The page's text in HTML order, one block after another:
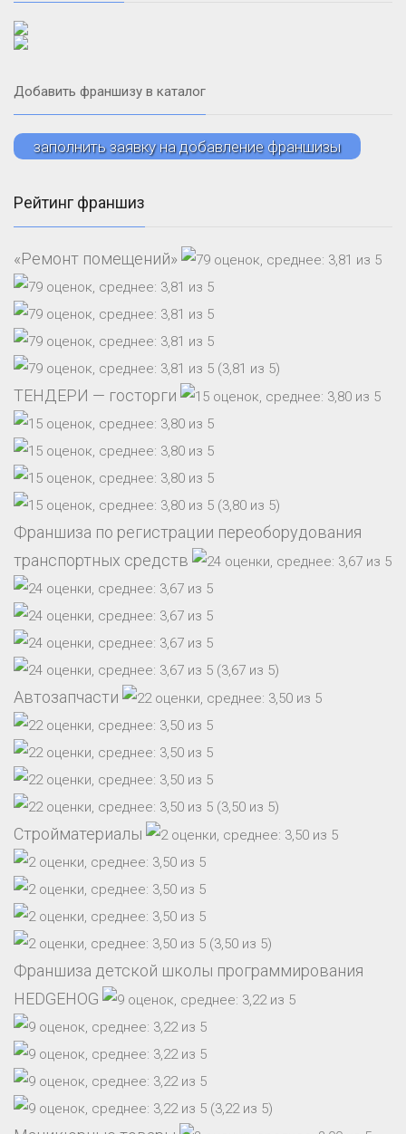
Добавить франшизу в каталог
заполнить заявку на добавление франшизы
Рейтинг франшиз
«Ремонт помещений»
(3,81 из 5)
ТЕНДЕРИ — госторги
(3,80 из 5)
Франшиза по регистрации переоборудования
транспортных средств
(3,67 из 5)
Автозапчасти
(3,50 из 5)
Стройматериалы
(3,50 из 5)
Франшиза детской школы программирования
HEDGEHOG
(3,22 из 5)